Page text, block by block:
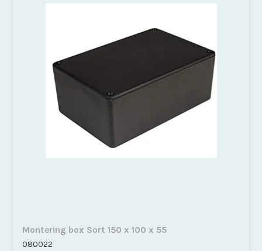
Montering box Sort 150 x 100 x 55
080022